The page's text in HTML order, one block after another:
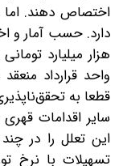
اختصاص دهند. اما
دارد. حسب آمار و
واحد قرارداد
قطعا به
سایر اقدامات
این تعلل را در
تسهیلات با نرخ